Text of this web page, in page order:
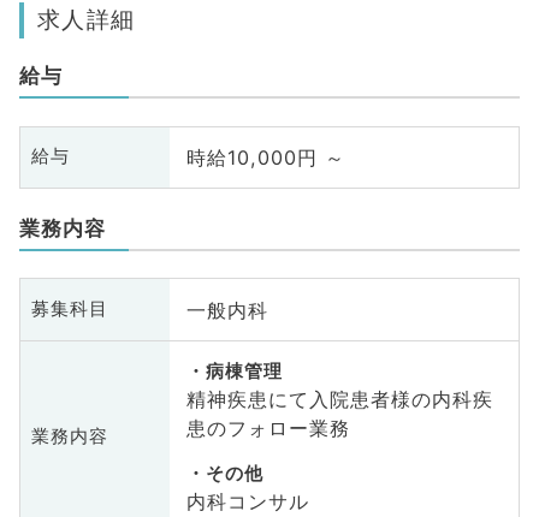
求人詳細
給与
給与 時給10,000円 ～
業務内容
募集科目 一般内科
業務内容
病棟管理
精神疾患にて入院患者様の内科疾
患のフォロー業務
その他
内科コンサル